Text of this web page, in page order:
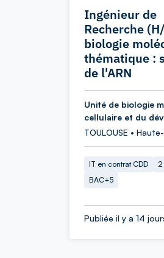
Ingénieur de
Recherche
biologie
thématique :
de l'ARN
Unité de biologie
cellulaire et du
TOULOUSE •
IT en contrat CDD
2
BAC+5
Publiée il y a 14